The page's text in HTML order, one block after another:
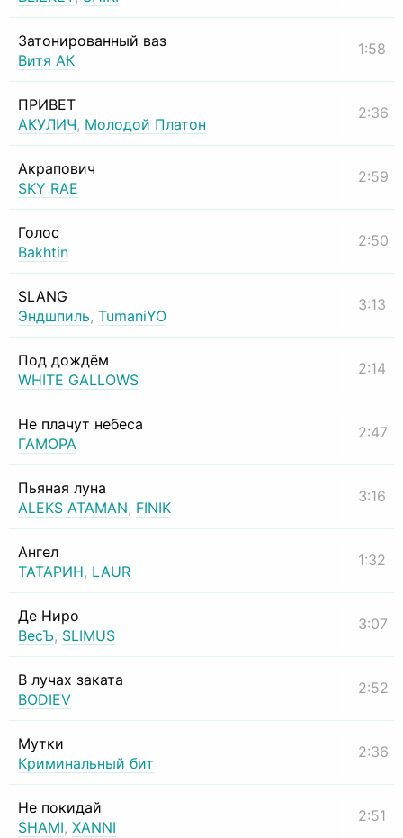
Затонированный ваз
Витя АК
1:58
ПРИВЕТ
АКУЛИЧ, Молодой Платон
2:36
Акрапович
SKY RAE
2:59
Голос
Bakhtin
2:50
SLANG
Эндшпиль, TumaniYO
3:13
Под дождём
WHITE GALLOWS
2:14
Не плачут небеса
ГАМОРА
2:47
Пьяная луна
ALEKS ATAMAN, FINIK
3:16
Ангел
ТАТАРИН, LAUR
1:32
Де Ниро
ВесЪ, SLIMUS
3:07
В лучах заката
BODIEV
2:52
Мутки
Криминальный бит
2:36
Не покидай
SHAMI, XANNI
2:51